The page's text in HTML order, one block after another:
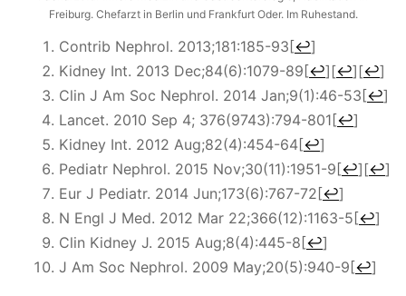
Freiburg. Chefarzt in Berlin und Frankfurt Oder. Im Ruhestand.
Contrib Nephrol. 2013;181:185-93[↩]
Kidney Int. 2013 Dec;84(6):1079-89[↩] [↩] [↩]
Clin J Am Soc Nephrol. 2014 Jan;9(1):46-53[↩]
Lancet. 2010 Sep 4; 376(9743):794-801[↩]
Kidney Int. 2012 Aug;82(4):454-64[↩]
Pediatr Nephrol. 2015 Nov;30(11):1951-9[↩] [↩]
Eur J Pediatr. 2014 Jun;173(6):767-72[↩]
N Engl J Med. 2012 Mar 22;366(12):1163-5[↩]
Clin Kidney J. 2015 Aug;8(4):445-8[↩]
J Am Soc Nephrol. 2009 May;20(5):940-9[↩]